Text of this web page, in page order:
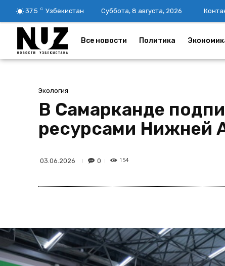
37.5 C Узбекистан Суббота, 8 августа, 2026
Все новости Политика
Экология
В Самарканде
ресурсами Нижней
03.06.2026 0 154